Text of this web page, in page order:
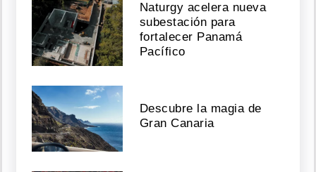
Naturgy acelera nueva
subestación para
fortalecer Panamá
Pacífico
Descubre la magia de
Gran Canaria